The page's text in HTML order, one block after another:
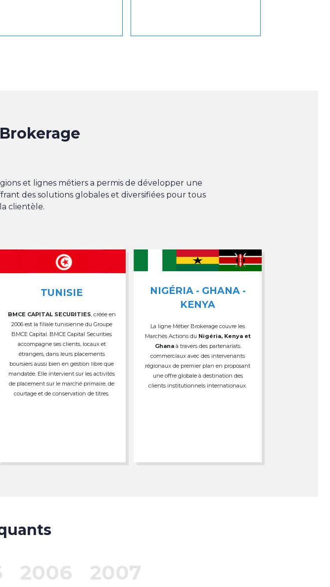
et lignes métiers a permis de développer une
des solutions globales et diversifiées pour tous
clientèle.
TUNISIE
BMCE CAPITAL SECURITIES , créée en
2006 est la filiale tunisienne du Groupe
BMCE Capital. BMCE Capital Securities
accompagne ses clients, locaux et
étrangers, dans leurs placements
boursiers aussi bien en gestion libre que
mandatée. Elle intervient sur les activités
de placement sur le marché primaire, de
courtage et de conservation de titres.
NIGÉRIA - GHANA -
KENYA
La ligne Métier Brokerage couvre les
Marchés Actions du Nigéria, Kenya et
Ghana à travers des partenariats
commerciaux avec des intervenants
régionaux de premier plan en proposant
une offre globale à destination des
clients institutionnels internationaux.
2006 2007